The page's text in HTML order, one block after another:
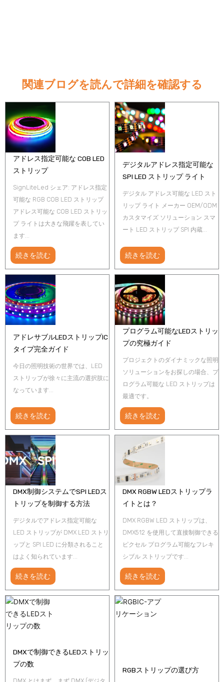
関連ブログを読んで詳細を確認する
アドレス指定可能な COB LED
ストリップ
SignLiteLed シェア: アドレス指定
可能な RGB COB LED ストリップ
アドレス可能な COB LED ストリッ
プ ライトは大きな飛躍を表してい
ます...
続きを読む
デジタルアドレス指定可能な
SPI LED ストリップ ライト
デジタル アドレス可能な LED スト
リップ ライト メーカー OEM/ODM
カスタマイズ ソリューション スマ
ート LED ストリップ SPI 内蔵...
続きを読む
アドレサブルLEDストリップIC
タイプ完全ガイド
今日の照明技術の世界では、LED
ストリップが徐々に主流の選択肢に
なっています...
続きを読む
プログラム可能なLEDストリッ
プの究極ガイド
プロジェクトのダイナミックな照明
ソリューションをお探しの場合、プ
ログラム可能な LED ストリップは
最適です。
続きを読む
DMX制御システムでSPI LEDス
トリップを制御する方法
デジタルでアドレス指定可能な
LED ストリップが DMX LED ストリ
ップと SPI LED に分類されること
はよく知られています...
続きを読む
DMX RGBW LEDストリップラ
イトとは？
DMX RGBW LED ストリップは、
DMX512 を使用して直接制御できる
ピクセル プログラム可能なフレキ
シブル ストリップです...
続きを読む
DMXで制御できるLEDストリッ
プの数
RGBストリップの選び方